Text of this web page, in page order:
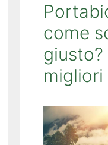
come
migliori